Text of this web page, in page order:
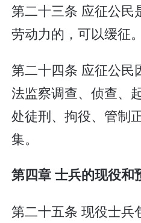
第二十三条 应征公民
劳动力的，可以缓征。
第二十四条 应征公民
法监察调查、侦查、
处徒刑、拘役、管制
集。
第四章 士兵的现役和
第二十五条 现役士兵